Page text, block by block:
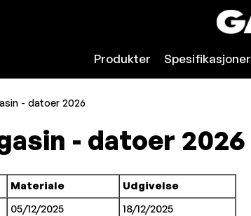
Produkter Spesifikasjoner
- datoer 2026
- datoer 2026
Materiale
Udgivelse
05/12/2025
18/12/2025